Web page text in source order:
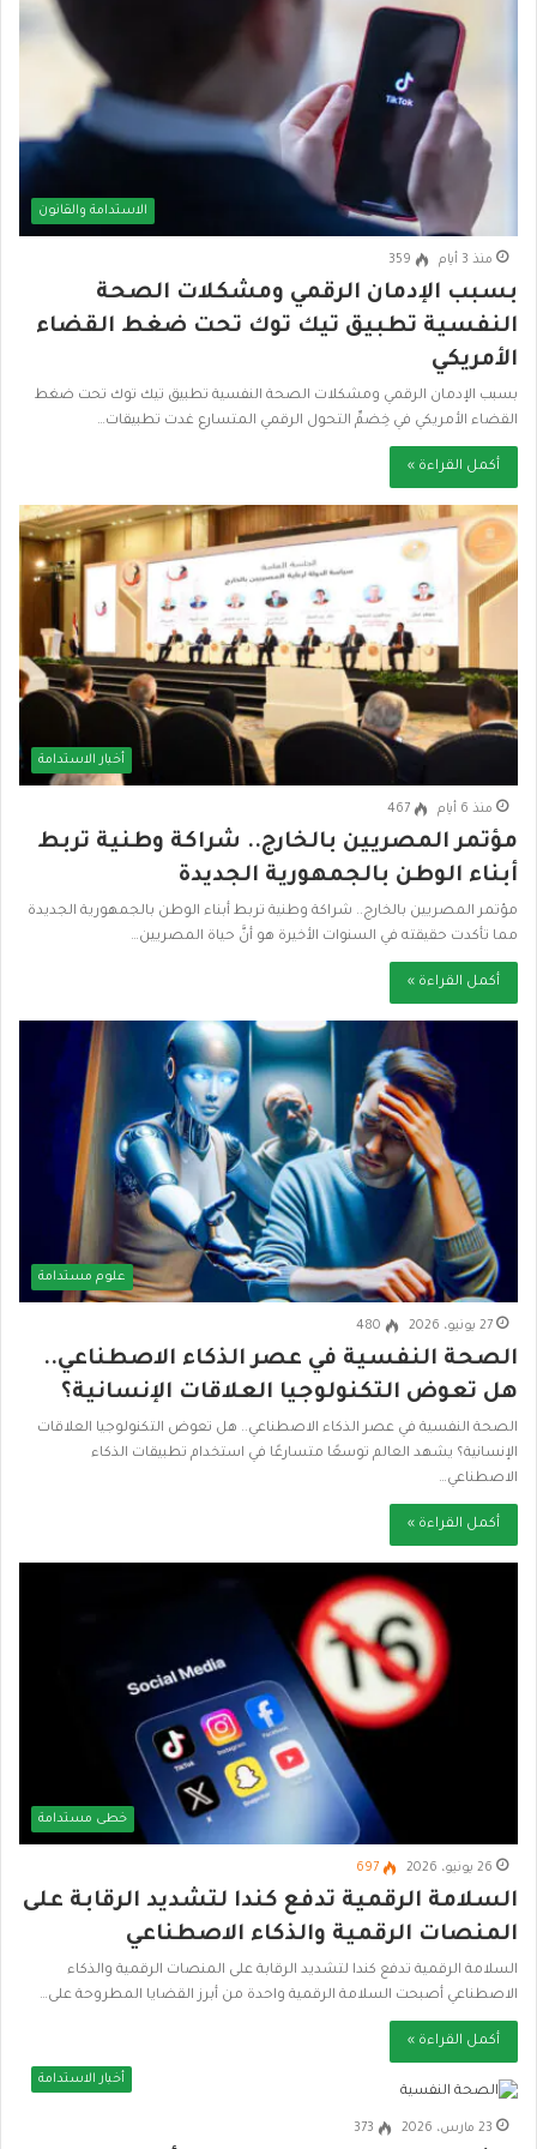
الاستدامة والقانون
منذ 3 أيام 359
بسبب الإدمان الرقمي ومشكلات الصحة
النفسية تطبيق تيك توك تحت ضغط القضاء
الأمريكي
بسبب الإدمان الرقمي ومشكلات الصحة النفسية تطبيق تيك توك تحت ضغط
القضاء الأمريكي في خِضمِّ التحول الرقمي المتسارع غدت تطبيقات…
أكمل القراءة »
أخبار الاستدامة
منذ 6 أيام 467
مؤتمر المصريين بالخارج.. شراكة وطنية تربط
أبناء الوطن بالجمهورية الجديدة
مؤتمر المصريين بالخارج.. شراكة وطنية تربط أبناء الوطن بالجمهورية الجديدة
مما تأكدت حقيقته في السنوات الأخيرة هو أنَّ حياة المصريين…
أكمل القراءة »
علوم مستدامة
27 يونيو، 2026 480
الصحة النفسية في عصر الذكاء الاصطناعي..
هل تعوض التكنولوجيا العلاقات الإنسانية؟
الصحة النفسية في عصر الذكاء الاصطناعي.. هل تعوض التكنولوجيا العلاقات
الإنسانية؟ يشهد العالم توسعًا متسارعًا في استخدام تطبيقات الذكاء
الاصطناعي…
أكمل القراءة »
خطى مستدامة
26 يونيو، 2026 697
السلامة الرقمية تدفع كندا لتشديد الرقابة على
المنصات الرقمية والذكاء الاصطناعي
السلامة الرقمية تدفع كندا لتشديد الرقابة على المنصات الرقمية والذكاء
الاصطناعي أصبحت السلامة الرقمية واحدة من أبرز القضايا المطروحة على…
أكمل القراءة »
أخبار الاستدامة
23 مارس، 2026 373